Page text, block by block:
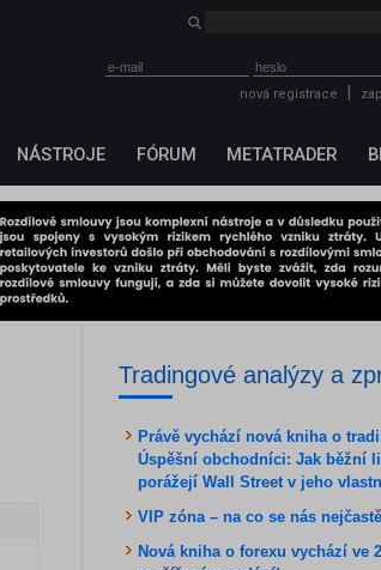
nová registrace
NÁSTROJE FÓRUM METATRADER
Tradingové analýzy a
Právě vychází nová kniha o
Úspěšní obchodníci: Jak běžní
porážejí Wall Street v jeho
VIP zóna – na co se nás
Nová kniha o forexu vychází ve